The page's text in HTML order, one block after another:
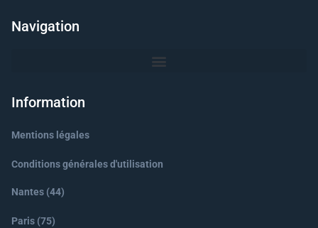
Navigation
Information
Mentions légales
Conditions générales d'utilisation
Nantes (44)
Paris (75)